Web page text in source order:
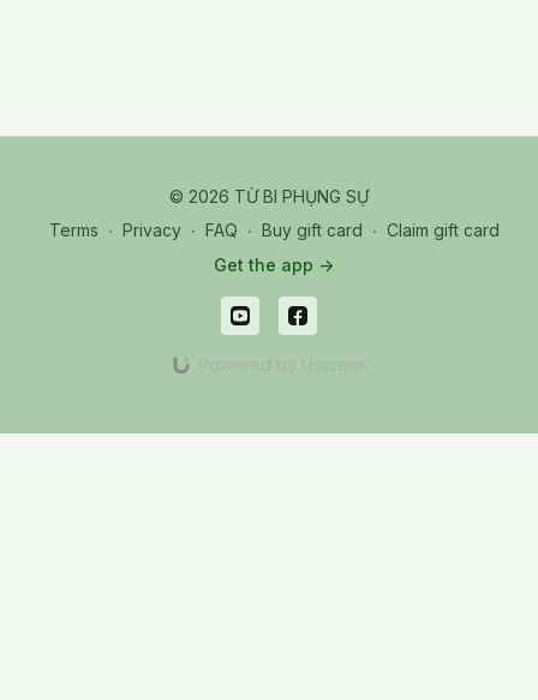
© 2026 TỪ BI PHỤNG SỰ
Terms ∙ Privacy ∙ FAQ ∙ Buy gift card ∙ Claim gift card
Get the app ->
Powered by Uscreen